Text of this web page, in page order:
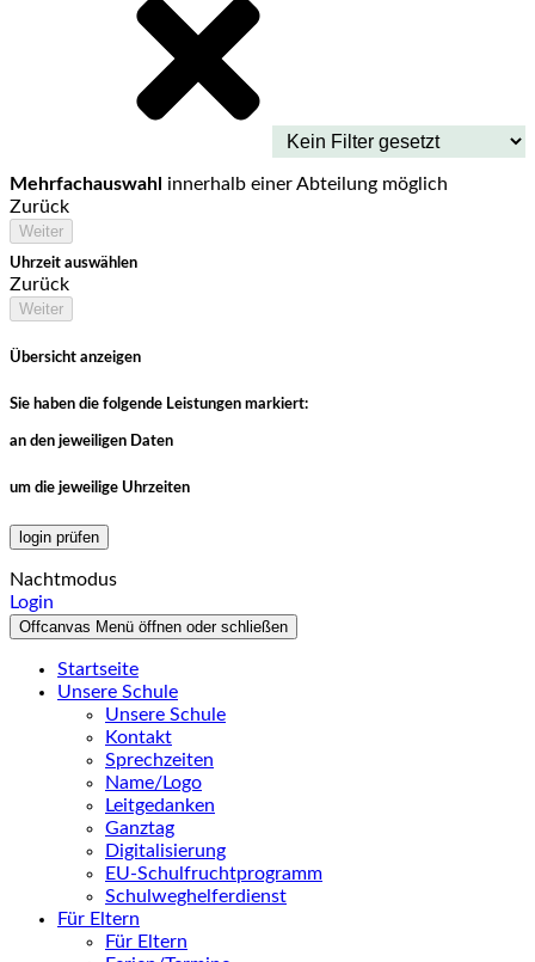
Mehrfachauswahl innerhalb einer Abteilung möglich
Zurück
Weiter
Uhrzeit auswählen
Zurück
Weiter
Übersicht anzeigen
Sie haben die folgende Leistungen markiert:
an den jeweiligen Daten
um die jeweilige Uhrzeiten
login prüfen
Nachtmodus
Login
Offcanvas Menü öffnen oder schließen
Startseite
Unsere Schule
Unsere Schule
Kontakt
Sprechzeiten
Name/Logo
Leitgedanken
Ganztag
Digitalisierung
EU-Schulfruchtprogramm
Schulweghelferdienst
Für Eltern
Für Eltern